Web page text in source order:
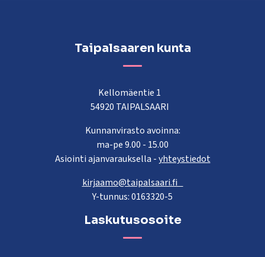
Taipalsaaren kunta
Kellomäentie 1
54920 TAIPALSAARI
Kunnanvirasto avoinna:
ma-pe 9.00 - 15.00
Asiointi ajanvarauksella -yhteystiedot
kirjaamo@taipalsaari.fi
Y-tunnus: 0163320-5
Laskutusosoite